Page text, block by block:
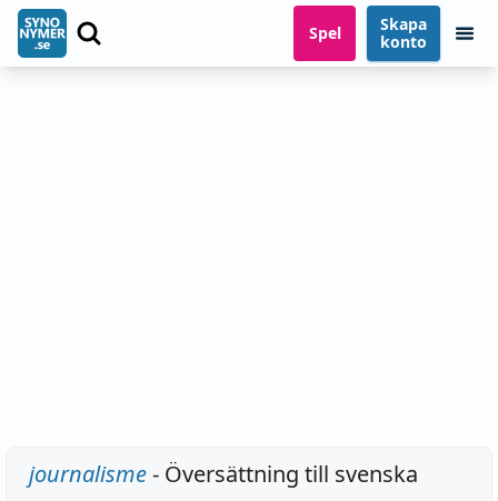
Spel
Skapa
konto
journalisme- Översättning till svenska